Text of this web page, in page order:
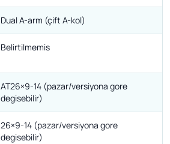
Dual A-arm (çift A-kol)
Belirtilmemis
AT26×9-14 (pazar/versiyona gore
degisebilir)
26×9-14 (pazar/versiyona gore
degisebilir)